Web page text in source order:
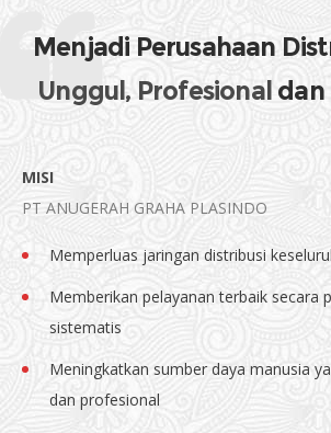
Menjadi Perusahaan
Unggul, Profesional dan
MISI
PT ANUGERAH GRAHA PLASINDO
Memperluas jaringan distribusi
Memberikan pelayanan terbaik secara
sistematis
Meningkatkan sumber daya manusia
dan profesional